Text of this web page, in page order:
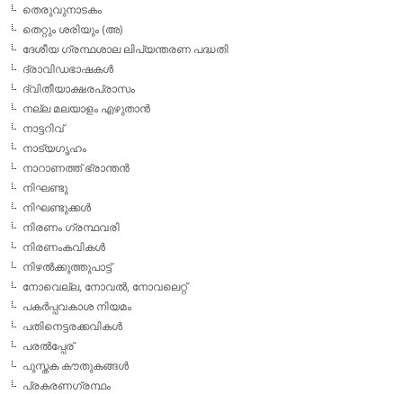
തെരുവുനാടകം
തെറ്റും ശരിയും (അ)
ദേശീയ ഗ്രന്ഥശാല ലിപ്യന്തരണ പദ്ധതി
ദ്രാവിഡഭാഷകള്‍
ദ്വിതീയാക്ഷരപ്രാസം
നല്ല മലയാളം എഴുതാന്‍
നാട്ടറിവ്
നാട്യഗൃഹം
നാറാണത്ത് ഭ്രാന്തന്‍
നിഘണ്ടു
നിഘണ്ടുക്കള്‍
നിരണം ഗ്രന്ഥവരി
നിരണംകവികള്‍
നിഴല്‍ക്കുത്തുപാട്ട്
നോവെല്ല, നോവല്‍, നോവലെറ്റ്
പകര്‍പ്പവകാശ നിയമം
പതിനെട്ടരക്കവികള്‍
പരല്‍പ്പേര്
പുസ്തക കൗതുകങ്ങള്‍
പ്രകരണഗ്രന്ഥം